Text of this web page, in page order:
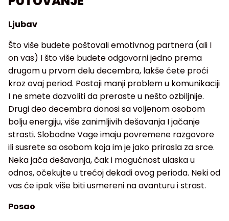
Ljubav
Što više budete poštovali emotivnog partnera (ali I
on vas) I što više budete odgovorni jedno prema
drugom u prvom delu decembra, lakše ćete proći
kroz ovaj period. Postoji manji problem u komunikaciji
I ne smete dozvoliti da preraste u nešto ozbiljnije.
Drugi deo decembra donosi sa voljenom osobom
bolju energiju, više zanimljivih dešavanja I jačanje
strasti. Slobodne Vage imaju povremene razgovore
ili susrete sa osobom koja im je jako prirasla za srce.
Neka jača dešavanja, čak i mogućnost ulaska u
odnos, očekujte u trećoj dekadi ovog perioda. Neki od
vas će ipak više biti usmereni na avanturu i strast.
Posao